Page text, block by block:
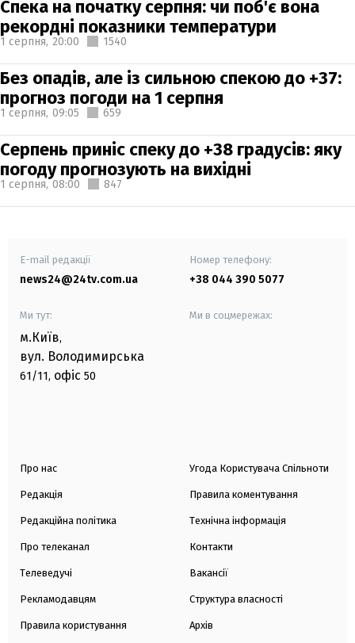
Спека на початку серпня: чи поб'є вона
рекордні показники температури
1 серпня, 20:00 1540
Без опадів, але із сильною спекою до +37:
прогноз погоди на 1 серпня
1 серпня, 09:05 659
Серпень приніс спеку до +38 градусів: яку
погоду прогнозують на вихідні
1 серпня, 08:00 847
E-mail редакції
news24@24tv.com.ua
Номер телефону:
+38 044 390 5077
Ми тут:
м.Київ,
вул. Володимирська
61/11, офіс 50
Ми в соцмережах:
Про нас
Редакція
Редакційна політика
Про телеканал
Телеведучі
Рекламодавцям
Правила користування
Угода Користувача Спільноти
Правила коментування
Технічна інформація
Контакти
Вакансії
Структура власності
Архів